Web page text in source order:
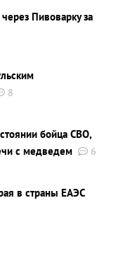
Пивоварку за
8
бойца СВО,
с медведем
6
в страны ЕАЭС